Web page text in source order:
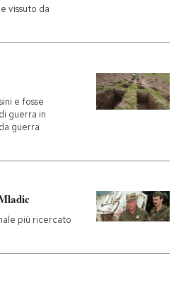
vissuto da
e fosse
guerra in
guerra
più ricercato